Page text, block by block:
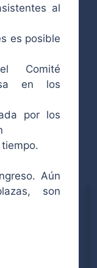
al
es posible
Comité
en los
por los
Aún
son